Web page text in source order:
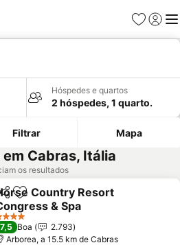
Favoritos
Iniciar
Hóspedes e quartos
2 hóspedes, 1 quarto.
Filtrar Mapa
Cabras, Itália
os resultados
Adicionar aos favoritos
Country Resort
& Spa
Estrelas
7,5 Boa
2.793
Arborea, a 15.5 km de Cabras